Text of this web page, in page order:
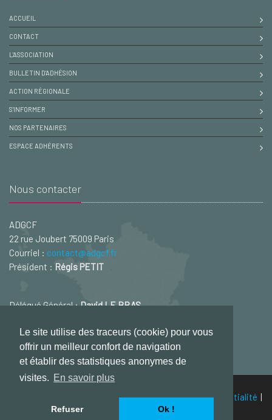
Le site utilise des traceurs (cookie) pour vous
offrir un meilleur confort de navigation
et établir des statistiques anonymes de
visites. En savoir plus
Refuser Ok !
ACCUEIL
CONTACT
L'ASSOCIATION
BULLETIN D'ADHÉSION
ACTION RÉGIONALE
S'INFORMER
NOS PARTENAIRES
ESPACE ADHÉRENTS
Nous contacter
ADGCF
22 rue Joubert 75009 Paris
Courriel : contact@adgcf.fr
Président : Régis PETIT
Délégué Général :David LE BRAS
Mentions légales|Politique de confidentialité |
Plan du site